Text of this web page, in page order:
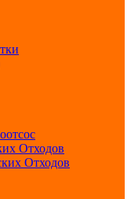
Отходов
Отходов